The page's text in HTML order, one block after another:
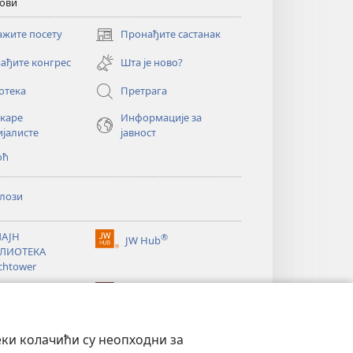
колачићи су неопходни за
посету Пронађите састанак
(отвара
нови
прозор)
конгрес
Шта је ново?
Претрага
Информације за
јавност
JW Hub®
(отвара